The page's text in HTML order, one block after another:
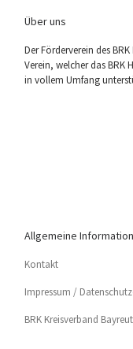
Über uns
Der För­der­ver­ein des
Ver­ein, wel­cher das BRK
in vol­lem Umfang
Allgemeine
Kon­takt
Impres­sum /
BRK Kreis­ver­band